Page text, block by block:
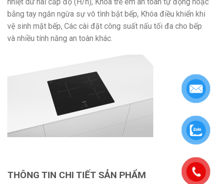
bằng tay ngăn ngừa sự vô tình bật bếp, Khóa điều khiển khi
vệ sinh mặt bếp, Các cài đặt công suất nấu tối đa cho bếp
và nhiều tính năng an toàn khác.
THÔNG TIN CHI TIẾT SẢN PHẨM